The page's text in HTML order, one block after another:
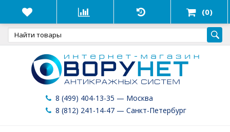
(0)
8 (499) 404-13-35 — Москва
8 (812) 241-14-47 — Санкт-Петербург